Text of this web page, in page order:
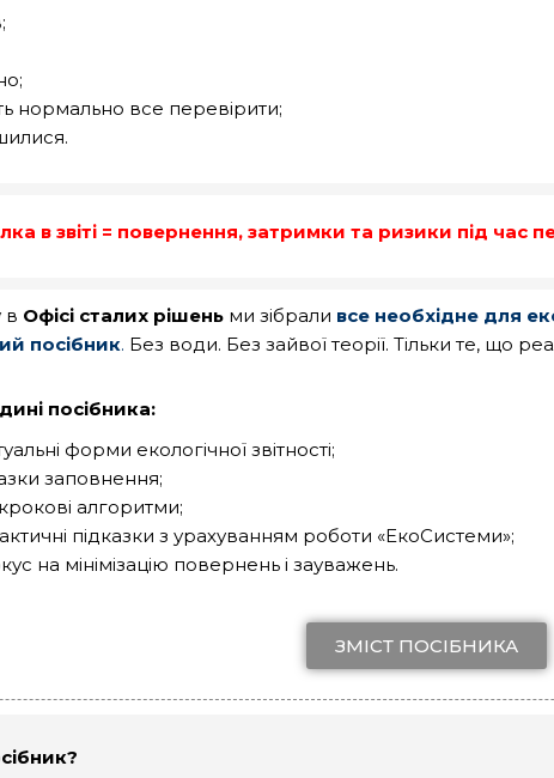
нормально все перевірити;
в звіті = повернення, затримки та ризики під час
в Офісі сталих рішеньми зібрали все необхідне для
посібник. Без води. Без зайвої теорії. Тільки те, що
посібника:
форми екологічної звітності;
заповнення;
алгоритми;
підказки з урахуванням роботи «ЕкоСистеми»;
на мінімізацію повернень і зауважень.
ЗМІСТ ПОСІБНИКА